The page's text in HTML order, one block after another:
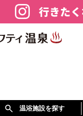
温浴施設を探す